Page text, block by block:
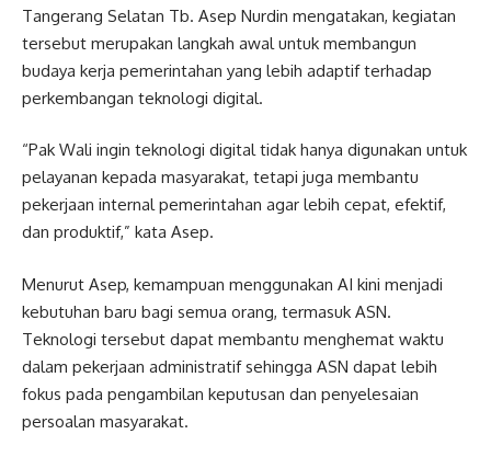
Tangerang Selatan Tb. Asep Nurdin mengatakan, kegiatan
tersebut merupakan langkah awal untuk membangun
budaya kerja pemerintahan yang lebih adaptif terhadap
perkembangan teknologi digital.
“Pak Wali ingin teknologi digital tidak hanya digunakan untuk
pelayanan kepada masyarakat, tetapi juga membantu
pekerjaan internal pemerintahan agar lebih cepat, efektif,
dan produktif,” kata Asep.
Menurut Asep, kemampuan menggunakan AI kini menjadi
kebutuhan baru bagi semua orang, termasuk ASN.
Teknologi tersebut dapat membantu menghemat waktu
dalam pekerjaan administratif sehingga ASN dapat lebih
fokus pada pengambilan keputusan dan penyelesaian
persoalan masyarakat.